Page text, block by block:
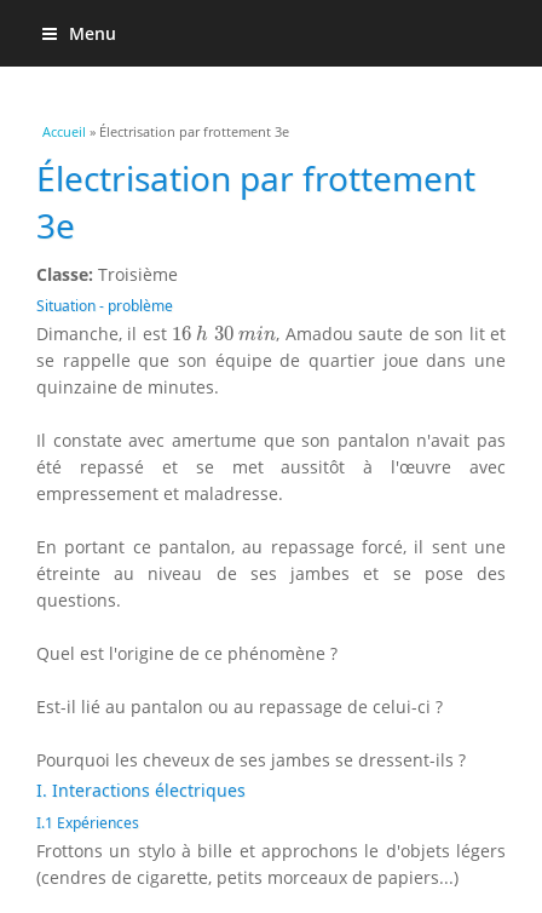
Menu
Vous êtes ici
Accueil » Électrisation par frottement 3e
Électrisation par frottement
3e
Classe: Troisième
Situation - problème
Dimanche, il est 16 h
16 h 30 min
30min, Amadou saute de son lit et
se rappelle que son équipe de quartier joue dans une
quinzaine de minutes.
Il constate avec amertume que son pantalon n'avait pas
été repassé et se met aussitôt à l'œuvre avec
empressement et maladresse.
En portant ce pantalon, au repassage forcé, il sent une
étreinte au niveau de ses jambes et se pose des
questions.
Quel est l'origine de ce phénomène ?
Est-il lié au pantalon ou au repassage de celui-ci ?
Pourquoi les cheveux de ses jambes se dressent-ils ?
I. Interactions électriques
I.1 Expériences
Frottons un stylo à bille et approchons le d'objets légers
(cendres de cigarette, petits morceaux de papiers...)